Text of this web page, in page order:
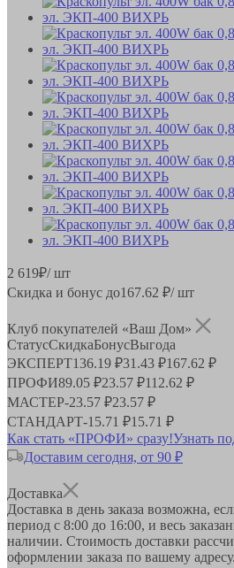
2 619₽/ шт
Скидка и бонус до167.62 ₽/ шт
Клуб покупателей «Ваш Дом»
СтатусСкидкаБонусВыгода
ЭКСПЕРТ136.19 ₽31.43 ₽167.62 ₽
ПРОФИ89.05 ₽23.57 ₽112.62 ₽
МАСТЕР-23.57 ₽23.57 ₽
СТАНДАРТ-15.71 ₽15.71 ₽
Как стать «ПРОФИ» сразу!Узнать
Доставим сегодня, от 90 ₽
Доставка
Доставка в день заказа возможна,
период с 8:00 до 16:00, и весь
наличии. Стоимость доставки
оформлении заказа по вашему адресу.